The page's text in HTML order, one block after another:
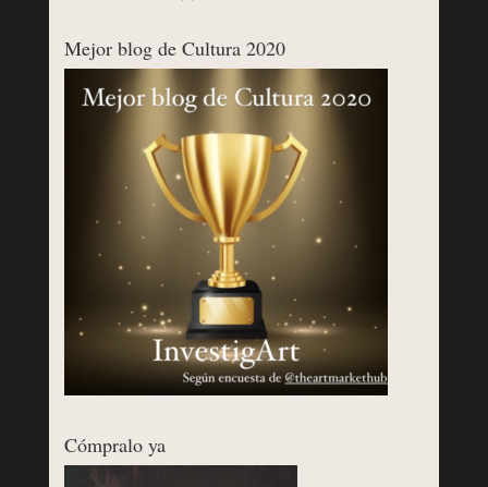
Mejor blog de Cultura 2020
Cómpralo ya